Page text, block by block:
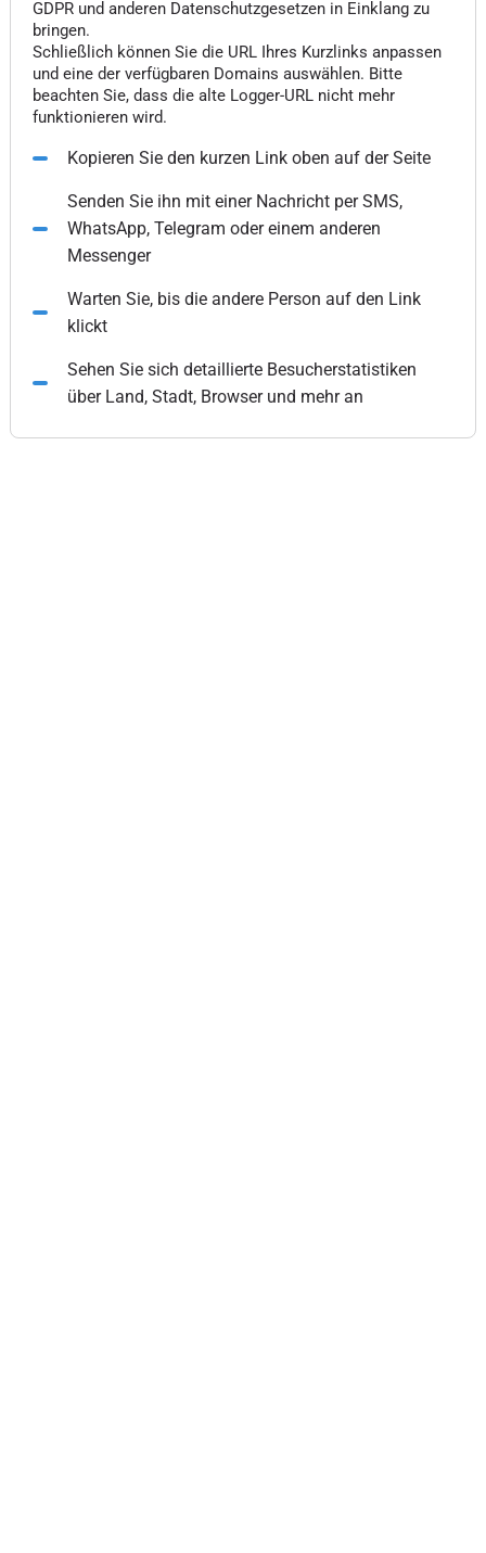
GDPR und anderen Datenschutzgesetzen in Einklang zu
bringen.
Schließlich können Sie die URL Ihres Kurzlinks anpassen
und eine der verfügbaren Domains auswählen. Bitte
beachten Sie, dass die alte Logger-URL nicht mehr
funktionieren wird.
Kopieren Sie den kurzen Link oben auf der Seite
Senden Sie ihn mit einer Nachricht per SMS,
WhatsApp, Telegram oder einem anderen
Messenger
Warten Sie, bis die andere Person auf den Link
klickt
Sehen Sie sich detaillierte Besucherstatistiken
über Land, Stadt, Browser und mehr an